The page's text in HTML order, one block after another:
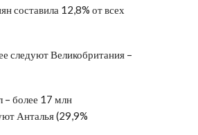
составила 12,8% от всех
следуют Великобритания –
– более 17 млн
Анталья (29,9%